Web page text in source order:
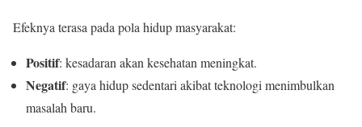
Efeknya terasa pada pola hidup masyarakat:
Positif: kesadaran akan kesehatan meningkat.
Negatif: gaya hidup sedentari akibat teknologi menimbulkan
masalah baru.